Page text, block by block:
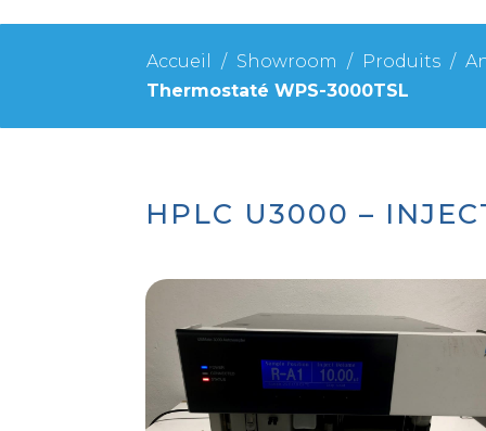
Accueil / Showroom / Produits /
Thermostaté WPS-3000TSL
HPLC U3000 –